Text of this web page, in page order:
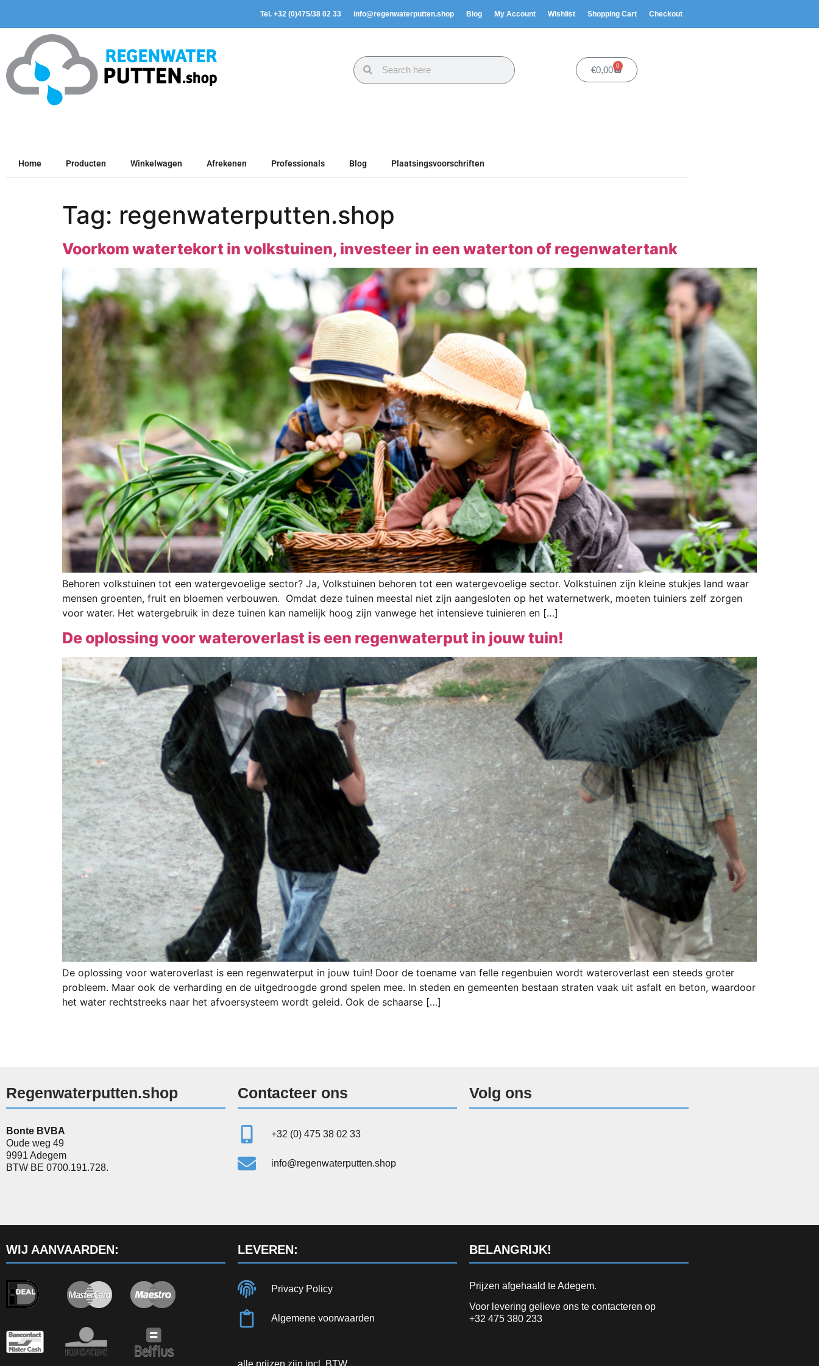
Tel. +32 (0)475/38 02 33 info@regenwaterputten.shop Blog My Account Wishlist Shopping Cart Checkout
€0,00 0
Home Producten Winkelwagen Afrekenen Professionals Blog Plaatsingsvoorschriften
Tag: regenwaterputten.shop
Voorkom watertekort in volkstuinen, investeer in een waterton of regenwatertank
Behoren volkstuinen tot een watergevoelige sector? Ja, Volkstuinen behoren tot een watergevoelige sector. Volkstuinen zijn kleine stukjes land waar
mensen groenten, fruit en bloemen verbouwen. Omdat deze tuinen meestal niet zijn aangesloten op het waternetwerk, moeten tuiniers zelf zorgen
voor water. Het watergebruik in deze tuinen kan namelijk hoog zijn vanwege het intensieve tuinieren en […]
De oplossing voor wateroverlast is een regenwaterput in jouw tuin!
De oplossing voor wateroverlast is een regenwaterput in jouw tuin! Door de toename van felle regenbuien wordt wateroverlast een steeds groter
probleem. Maar ook de verharding en de uitgedroogde grond spelen mee. In steden en gemeenten bestaan straten vaak uit asfalt en beton, waardoor
het water rechtstreeks naar het afvoersysteem wordt geleid. Ook de schaarse […]
Regenwaterputten.shop
Bonte BVBA
Oude weg 49
9991 Adegem
BTW BE 0700.191.728.
Contacteer ons
+32 (0) 475 38 02 33
info@regenwaterputten.shop
Volg ons
WIJ AANVAARDEN: LEVEREN:
Privacy Policy
Algemene voorwaarden
alle prijzen zijn incl. BTW
BELANGRIJK!
Prijzen afgehaald te Adegem.
Voor levering gelieve ons te contacteren op
+32 475 380 233